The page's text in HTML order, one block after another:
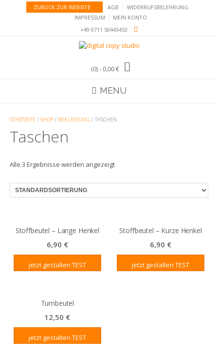
ZURÜCK ZUR WEBSITE AGB
WIDERRUFSBELEHRUNG
IMPRESSUM
MEIN KONTO
+49 0711 50443453
(0)- 0,00 €
MENU
STARTSEITE / SHOP / BEKLEIDUNG / TASCHEN
Taschen
Alle 3 Ergebnisse werden angezeigt
Stoffbeutel – Lange Henkel
6,90 €
jetzt gestalten
Stoffbeutel – Kurze Henkel
6,90 €
jetzt gestalten
Turnbeutel
12,50 €
jetzt gestalten